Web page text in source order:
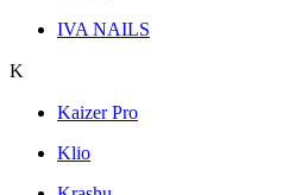
IVA NAILS
K
Kaizer Pro
Klio